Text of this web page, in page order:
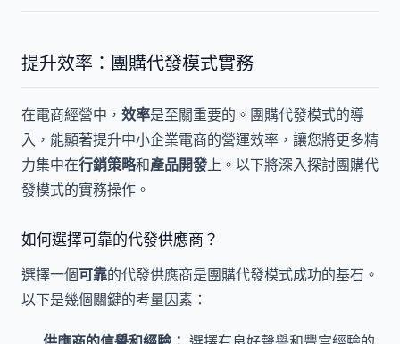
提升效率：團購代發模式實務
在電商經營中， 效率是至關重要的。團購代發模式的導
入，能顯著提升中小企業電商的營運效率，讓您將更多精
力集中在行銷策略和產品開發上。以下將深入探討團購代
發模式的實務操作。
如何選擇可靠的代發供應商？
選擇一個可靠的代發供應商是團購代發模式成功的基石。
以下是幾個關鍵的考量因素：